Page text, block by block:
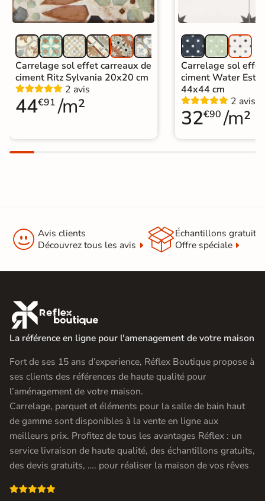
Carrelage sol effet carreaux de
ciment Ritz Sylvania 20x20 cm
2 avis
44€91 /m²
Carrelage sol
ciment Water
44x44 cm
2 avis
32€90 /m²
 Avis clients
Découvrez tous les avis
Échantillons gratuit
Offre spéciale

La référence en ligne pour l'amenagement de votre maison
Fort de ses 15 ans d’experience, Réflex Boutique propose à
ses clients des références de haute qualité pour
l’aménagement de votre maison.
Carrelage, parquet et éléments pour la salle de bain haut
de gamme sont disponibles à la vente en ligne aux
meilleurs prix. Profitez de tous les avantages Réflex : un
service livraison de haute qualité, des échantillons gratuits,
des devis gratuits, …. pour réaliser la maison de vos rêves
